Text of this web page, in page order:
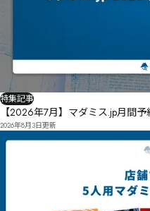
特集記事
【2026年7月】マダミス.jp月間
2026年8月3日更新